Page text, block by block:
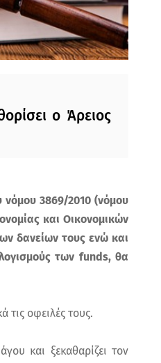
ο Άρειος
νόμου 3869/2010 (νόμου
και Οικονομικών
δανείων τους ενώ και
των funds, θα
τις οφειλές τους.
και ξεκαθαρίζει τον